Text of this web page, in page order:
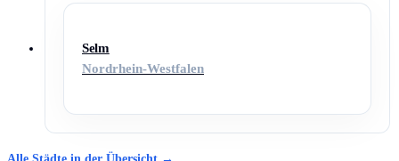
Selm
Nordrhein-Westfalen